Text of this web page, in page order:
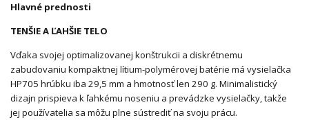
Hlavné prednosti
TENŠIE A ĽAHŠIE TELO
Vďaka svojej optimalizovanej konštrukcii a diskrétnemu
zabudovaniu kompaktnej lítium-polymérovej batérie má vysielačka
HP705 hrúbku iba 29,5 mm a hmotnosť len 290 g. Minimalistický
dizajn prispieva k ľahkému noseniu a prevádzke vysielačky, takže
jej používatelia sa môžu plne sústrediť na svoju prácu.